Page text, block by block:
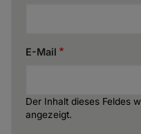
E-Mail
Der Inhalt dieses Feldes
angezeigt.